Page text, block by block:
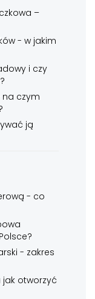
–
- w jakim
i czy
na czym
ją
- co
- zakres
otworzyć